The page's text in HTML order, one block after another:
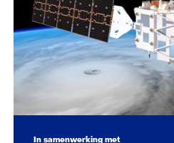
In samenwerking met